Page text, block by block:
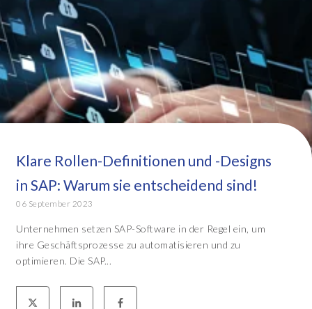
Klare Rollen-Definitionen und -Designs
in SAP: Warum sie entscheidend sind!
06 September 2023
Unternehmen setzen SAP-Software in der Regel ein, um
ihre Geschäftsprozesse zu automatisieren und zu
optimieren. Die SAP...